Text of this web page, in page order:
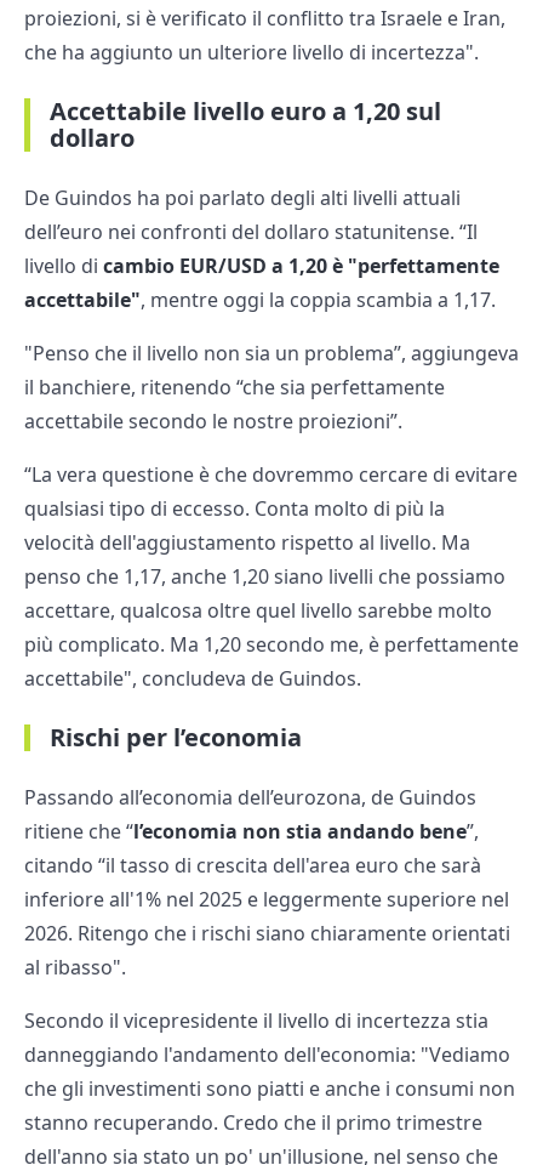
proiezioni, si è verificato il conflitto tra Israele e Iran,
che ha aggiunto un ulteriore livello di incertezza".
Accettabile livello euro a 1,20 sul
dollaro
De Guindos ha poi parlato degli alti livelli attuali
dell’euro nei confronti del dollaro statunitense. “Il
livello di cambio EUR/USD a 1,20 è "perfettamente
accettabile", mentre oggi la coppia scambia a 1,17.
"Penso che il livello non sia un problema”, aggiungeva
il banchiere, ritenendo “che sia perfettamente
accettabile secondo le nostre proiezioni”.
“La vera questione è che dovremmo cercare di evitare
qualsiasi tipo di eccesso. Conta molto di più la
velocità dell'aggiustamento rispetto al livello. Ma
penso che 1,17, anche 1,20 siano livelli che possiamo
accettare, qualcosa oltre quel livello sarebbe molto
più complicato. Ma 1,20 secondo me, è perfettamente
accettabile", concludeva de Guindos.
Rischi per l’economia
Passando all’economia dell’eurozona, de Guindos
ritiene che “l’economia non stia andando bene”,
citando “il tasso di crescita dell'area euro che sarà
inferiore all'1% nel 2025 e leggermente superiore nel
2026. Ritengo che i rischi siano chiaramente orientati
al ribasso".
Secondo il vicepresidente il livello di incertezza stia
danneggiando l'andamento dell'economia: "Vediamo
che gli investimenti sono piatti e anche i consumi non
stanno recuperando. Credo che il primo trimestre
dell'anno sia stato un po' un'illusione, nel senso che